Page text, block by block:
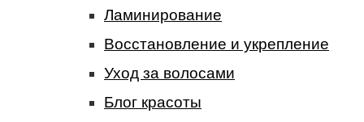
Ламинирование
Восстановление и укрепление
Уход за волосами
Блог красоты